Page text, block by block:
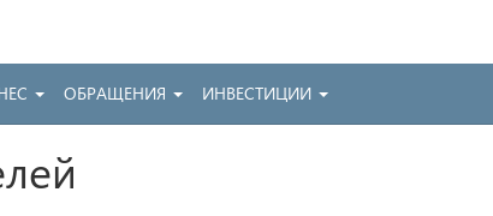
ОБРАЩЕНИЯ ИНВЕСТИЦИИ